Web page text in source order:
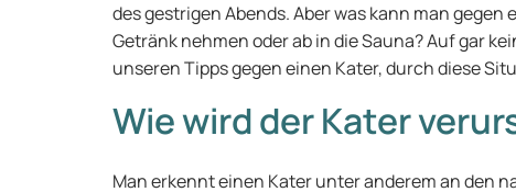
des gestrigen Abends. Aber was kann man
Getränk nehmen oder ab in die Sauna? Auf gar
unseren Tipps gegen einen Kater, durch diese
Wie wird der Kater
Man erkennt einen Kater unter anderem an den